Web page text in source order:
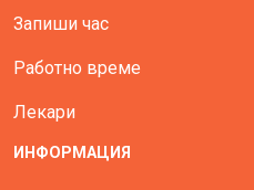
Запиши час
Работно време
Лекари
ИНФОРМАЦИЯ